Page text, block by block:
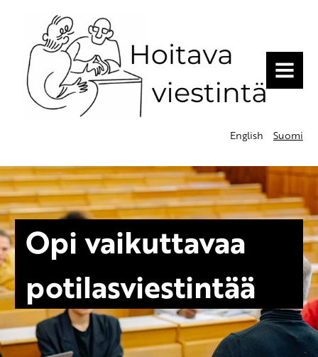
MENU
English Suomi
Opi vaikuttavaa
potilasviestintää